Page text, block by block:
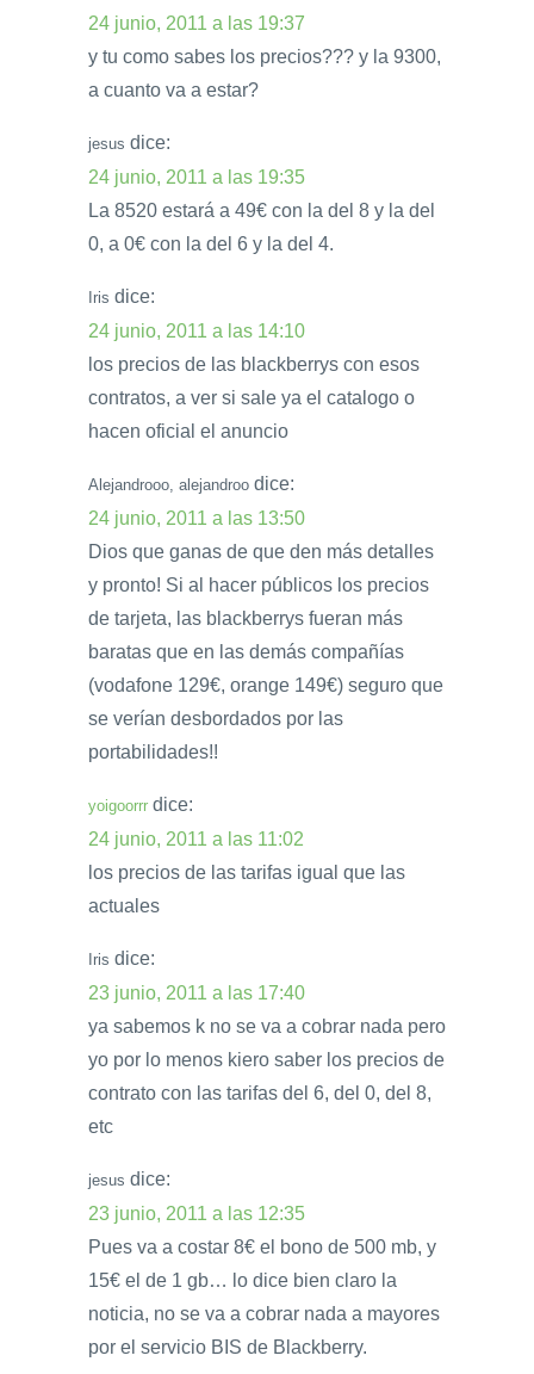
24 junio, 2011 a las 19:37
y tu como sabes los precios??? y la 9300,
a cuanto va a estar?
jesus dice:
24 junio, 2011 a las 19:35
La 8520 estará a 49€ con la del 8 y la del
0, a 0€ con la del 6 y la del 4.
Iris dice:
24 junio, 2011 a las 14:10
los precios de las blackberrys con esos
contratos, a ver si sale ya el catalogo o
hacen oficial el anuncio
Alejandrooo, alejandroo dice:
24 junio, 2011 a las 13:50
Dios que ganas de que den más detalles
y pronto! Si al hacer públicos los precios
de tarjeta, las blackberrys fueran más
baratas que en las demás compañías
(vodafone 129€, orange 149€) seguro que
se verían desbordados por las
portabilidades!!
yoigoorrr dice:
24 junio, 2011 a las 11:02
los precios de las tarifas igual que las
actuales
Iris dice:
23 junio, 2011 a las 17:40
ya sabemos k no se va a cobrar nada pero
yo por lo menos kiero saber los precios de
contrato con las tarifas del 6, del 0, del 8,
etc
jesus dice:
23 junio, 2011 a las 12:35
Pues va a costar 8€ el bono de 500 mb, y
15€ el de 1 gb… lo dice bien claro la
noticia, no se va a cobrar nada a mayores
por el servicio BIS de Blackberry.